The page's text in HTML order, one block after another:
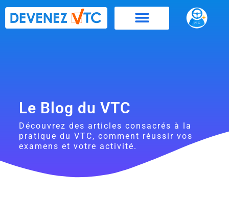
Aller
Le Blog du VTC
Découvrez des articles consacrés à la
pratique du VTC, comment réussir vos
examens et votre activité.